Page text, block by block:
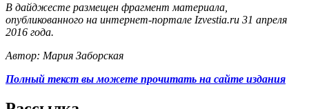
В дайджесте размещен фрагмент материала,
опубликованного на интернет-портале Izvestia.ru 31 апреля
2016 года.
Автор: Мария Заборская
Полный текст вы можете прочитать на сайте издания